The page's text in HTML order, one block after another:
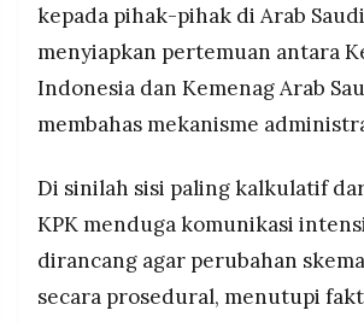
kepada pihak-pihak di Arab
menyiapkan pertemuan antara
Indonesia dan Kemenag Arab
membahas mekanisme
Di sinilah sisi paling kalkulatif
KPK menduga komunikasi
dirancang agar perubahan
secara prosedural, menutupi